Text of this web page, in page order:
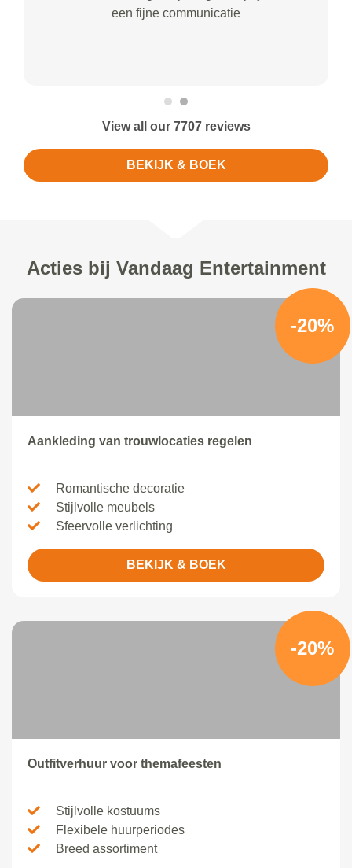
een fijne communicatie
View all our 7707 reviews
BEKIJK & BOEK
Acties bij Vandaag Entertainment
-20%
Aankleding van trouwlocaties regelen
Romantische decoratie
Stijlvolle meubels
Sfeervolle verlichting
BEKIJK & BOEK
-20%
Outfitverhuur voor themafeesten
Stijlvolle kostuums
Flexibele huurperiodes
Breed assortiment